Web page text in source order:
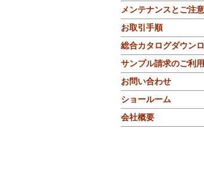
メンテナンスとご注意
お取引手順
総合カタログダウン
サンプル請求のご利
お問い合わせ
ショールーム
会社概要